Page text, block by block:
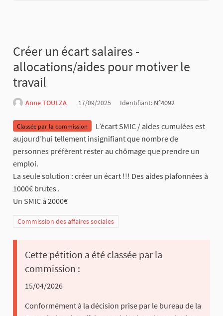
Créer un écart salaires -
allocations/aides pour motiver le
travail
Anne TOULZA 17/09/2025 Identifiant: N°4092
Classée par la commission
L’écart SMIC / aides cumulées est
aujourd’hui tellement insignifiant que nombre de
personnes préfèrent rester au chômage que prendre un
emploi.
La seule solution : créer un écart !!! Des aides plafonnées à
1000€ brutes .
Un SMIC à 2000€
Commission des affaires sociales
Cette pétition a été classée par la
commission :
15/04/2026
Conformément à la décision prise par le bureau de la